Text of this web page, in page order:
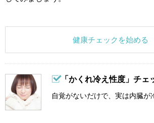
健康チェックを始める
「かくれ冷え性度」チェ
自覚がないだけで、実は内臓が